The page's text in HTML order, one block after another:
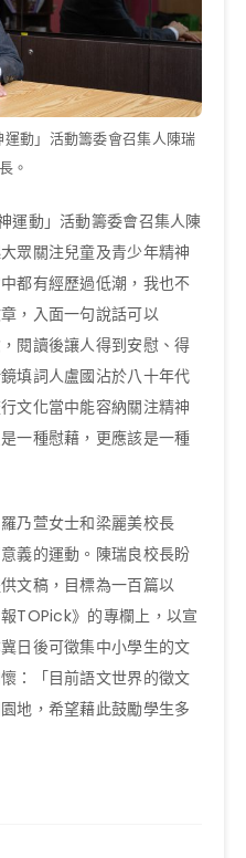
動」活動籌委會召集人陳瑞
。
運動」活動籌委會召集人陳
眾關注兒童及青少年精神
都有經歷過低潮，我也不
，入面一句說話可以
閱讀後讓人得到安慰、得
填詞人盧國沾於八十年代
文化當中能容納關注精神
一種慰藉，更應該是一種
乃萱女士和梁麗美校長
義的運動。陳瑞良校長盼
文稿，目標為一百篇以
TOPick》的專欄上，以宣
日後可徵集中小學生的文
：「目前語文世界的徵文
地，希望藉此鼓勵學生多